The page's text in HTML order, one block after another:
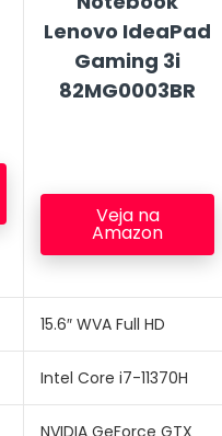
Lenovo IdeaPad
Gaming 3i
82MG0003BR
Veja na
Amazon
15.6″ WVA Full HD
Intel Core i7-11370H